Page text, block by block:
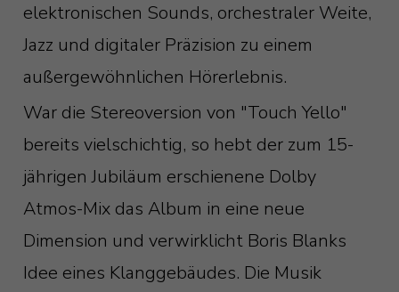
elektronischen Sounds, orchestraler Weite,
Jazz und digitaler Präzision zu einem
außergewöhnlichen Hörerlebnis.
War die Stereoversion von "Touch Yello"
bereits vielschichtig, so hebt der zum 15-
jährigen Jubiläum erschienene Dolby
Atmos-Mix das Album in eine neue
Dimension und verwirklicht Boris Blanks
Idee eines Klanggebäudes. Die Musik